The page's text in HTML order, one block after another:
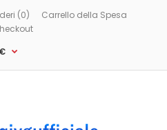
(0)
Carrello della Spesa
€